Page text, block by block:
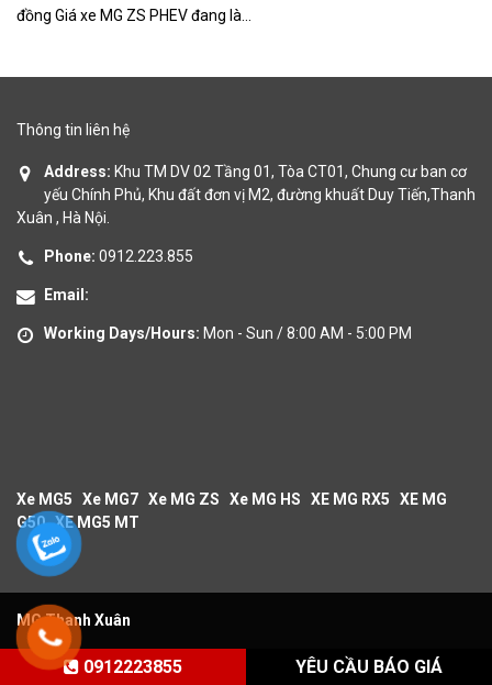
đồng Giá xe MG ZS PHEV đang là...
Thông tin liên hệ
Address: Khu TM DV 02 Tầng 01, Tòa CT01, Chung cư ban cơ
yếu Chính Phủ, Khu đất đơn vị M2, đường khuất Duy Tiến,Thanh
Xuân , Hà Nội.
Phone: 0912.223.855
Email:
Working Days/Hours: Mon - Sun / 8:00 AM - 5:00 PM
Xe MG5 Xe MG7 Xe MG ZS Xe MG HS XE MG RX5
XE MG
G50 XE MG5 MT
MG Thanh Xuân
0912223855 YÊU CẦU BÁO GIÁ